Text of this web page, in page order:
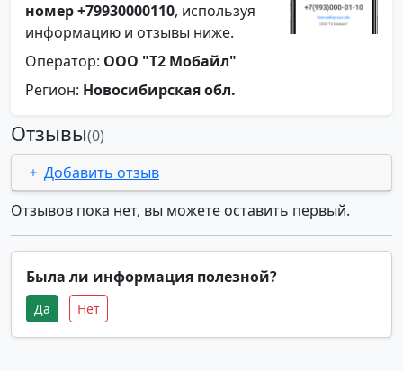
номер +79930000110, используя
информацию и отзывы ниже.
Оператор: ООО "Т2 Мобайл"
Регион: Новосибирская обл.
Отзывы(0)
Добавить отзыв
Отзывов пока нет, вы можете оставить первый.
Была ли информация полезной?
Да Нет